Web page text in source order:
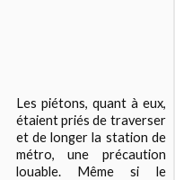
Les piétons, quant à eux,
étaient priés de traverser
et de longer la station de
métro, une précaution
louable. Même si le